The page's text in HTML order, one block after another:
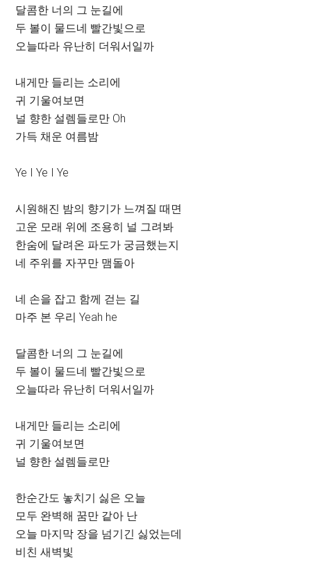
달콤한 너의 그 눈길에
두 볼이 물드네 빨간빛으로
오늘따라 유난히 더워서일까
내게만 들리는 소리에
귀 기울여보면
널 향한 설렘들로만 Oh
가득 채운 여름밤
Ye I Ye I Ye
시원해진 밤의 향기가 느껴질 때면
고운 모래 위에 조용히 널 그려봐
한숨에 달려온 파도가 궁금했는지
네 주위를 자꾸만 맴돌아
네 손을 잡고 함께 걷는 길
마주 본 우리 Yeah he
달콤한 너의 그 눈길에
두 볼이 물드네 빨간빛으로
오늘따라 유난히 더워서일까
내게만 들리는 소리에
귀 기울여보면
널 향한 설렘들로만
한순간도 놓치기 싫은 오늘
모두 완벽해 꿈만 같아 난
오늘 마지막 장을 넘기긴 싫었는데
비친 새벽빛